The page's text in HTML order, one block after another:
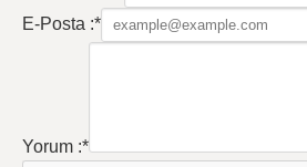
E-Posta :*
Yorum :*